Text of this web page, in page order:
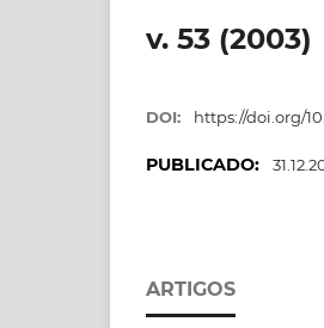
v. 53 (2003)
DOI: https://doi.org/
PUBLICADO:
ARTIGOS